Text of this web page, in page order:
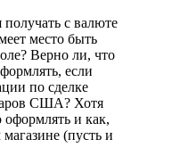
получать с валюте
место быть
Верно ли, что
если
по сделке
США? Хотя
оформлять и как,
(пусть и